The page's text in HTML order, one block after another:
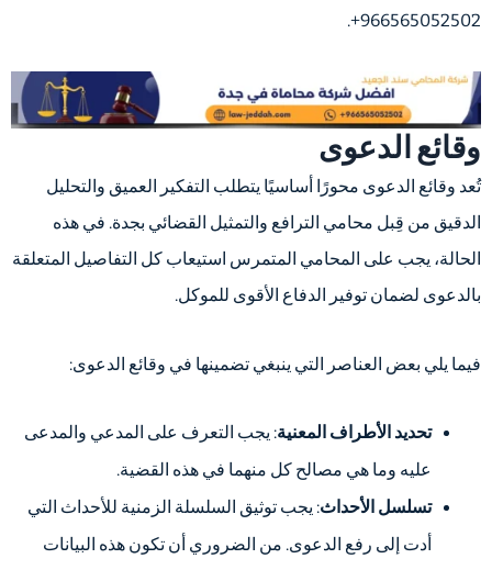
966565052502+.
وقائع الدعوى
تُعد وقائع الدعوى محورًا أساسيًا يتطلب التفكير العميق والتحليل
الدقيق من قِبل محامي الترافع والتمثيل القضائي بجدة. في هذه
الحالة، يجب على المحامي المتمرس استيعاب كل التفاصيل المتعلقة
بالدعوى لضمان توفير الدفاع الأقوى للموكل.
فيما يلي بعض العناصر التي ينبغي تضمينها في وقائع الدعوى:
تحديد الأطراف المعنية: يجب التعرف على المدعي والمدعى
عليه وما هي مصالح كل منهما في هذه القضية.
تسلسل الأحداث: يجب توثيق السلسلة الزمنية للأحداث التي
أدت إلى رفع الدعوى. من الضروري أن تكون هذه البيانات